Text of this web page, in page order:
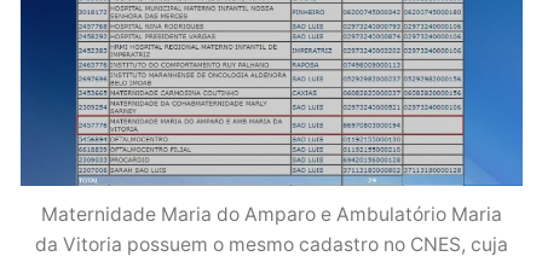
Maternidade Maria do Amparo e Ambulatório Maria
da Vitoria possuem o mesmo cadastro no CNES, cuja